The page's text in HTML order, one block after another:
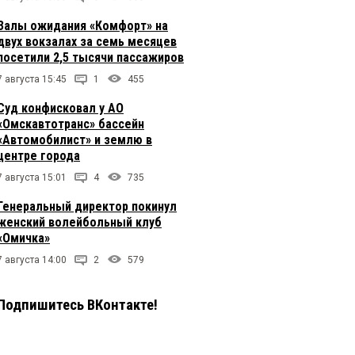
ожидания «Комфорт» на
вокзалах за семь месяцев
2,5 тысячи пассажиров
августа 15:45 1 455
конфисковал у АО
бассейн
и землю в
города
августа 15:01 4 735
директор покинул
волейбольный клуб
августа 14:00 2 579
ВКонтакте!